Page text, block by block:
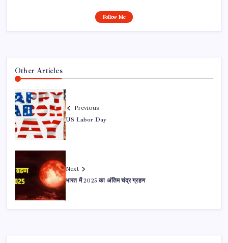
Follow Me
Other Articles
Previous
US Labor Day
Next
भारत में 2025 का अंतिम चंद्र ग्रहण